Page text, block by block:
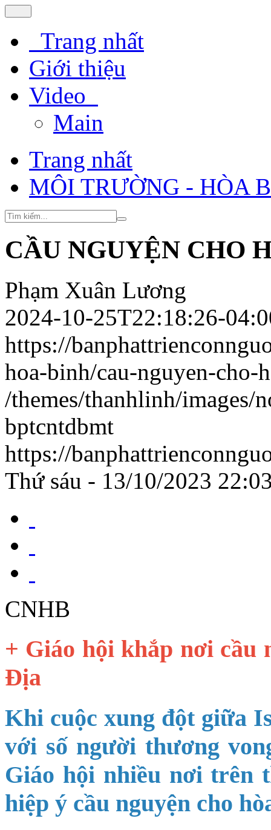
Trang nhất
Giới thiệu
Video
Main
Trang nhất
MÔI TRƯỜNG - HÒA
CẦU NGUYỆN CHO
Phạm Xuân Lương
2024-10-25T22:18:26-
https://
hoa-binh/cau-nguyen-cho-
/themes/thanhlinh/images/
bptcntdbmt
https://
Thứ sáu - 13/10/2023
CNHB
+ Giáo hội khắp nơi cầu
Địa
Khi cuộc xung đột giữa
với số người thương
Giáo hội nhiều nơi trên
hiệp ý cầu nguyện cho